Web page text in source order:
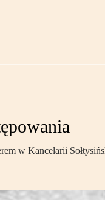
w Kancelarii